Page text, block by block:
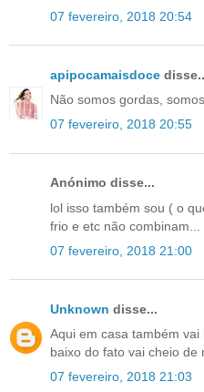
07 fevereiro, 2018 20:54
apipocamaisdoce
Não somos gordas,
07 fevereiro, 2018 20:55
Anónimo disse...
lol isso também sou ( o
frio e etc não combinam...
07 fevereiro, 2018 21:00
Unknown disse...
Aqui em casa também
baixo do fato vai cheio de
07 fevereiro, 2018 21:03